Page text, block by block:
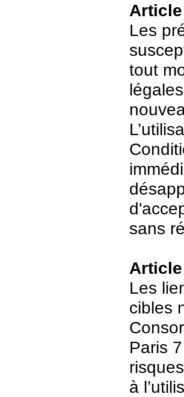
Les
tout
sans
Les
cibles
Paris
à